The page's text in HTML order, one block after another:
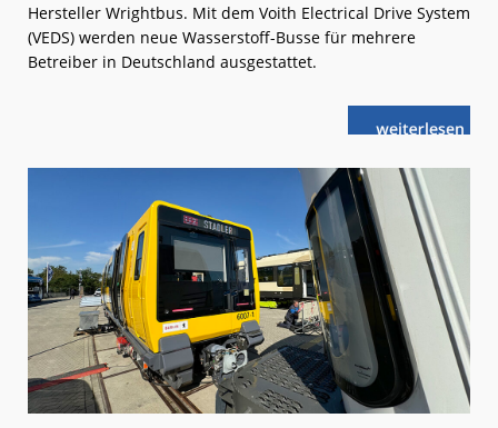
Hersteller Wrightbus. Mit dem Voith Electrical Drive System
(VEDS) werden neue Wasserstoff-Busse für mehrere
Betreiber in Deutschland ausgestattet.
weiterlese
nVoith:
für
Busse